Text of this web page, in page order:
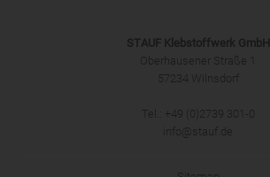
STAUF Klebstoffwerk GmbH
Oberhausener Straße 1
57234 Wilnsdorf
Tel.: +49 (0)2739 301-0
info@stauf.de